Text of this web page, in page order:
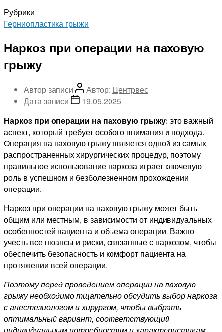
Рубрики
Герниопластика грыжи
Наркоз при операции на паховую
грыжу
Автор записи Автор: Центрвес
Дата записи
19.05.2025
Наркоз при операции на паховую грыжу: это важный
аспект, который требует особого внимания и подхода.
Операция на паховую грыжу является одной из самых
распространенных хирургических процедур, поэтому
правильное использование наркоза играет ключевую
роль в успешном и безболезненном прохождении
операции.
Наркоз при операции на паховую грыжу может быть
общим или местным, в зависимости от индивидуальных
особенностей пациента и объема операции. Важно
учесть все нюансы и риски, связанные с наркозом, чтобы
обеспечить безопасность и комфорт пациента на
протяжении всей операции.
Поэтому перед проведением операции на паховую
грыжу необходимо тщательно обсудить выбор наркоза
с анестезиологом и хирургом, чтобы выбрать
оптимальный вариант, соответствующий
индивидуальным потребностям и характеристикам